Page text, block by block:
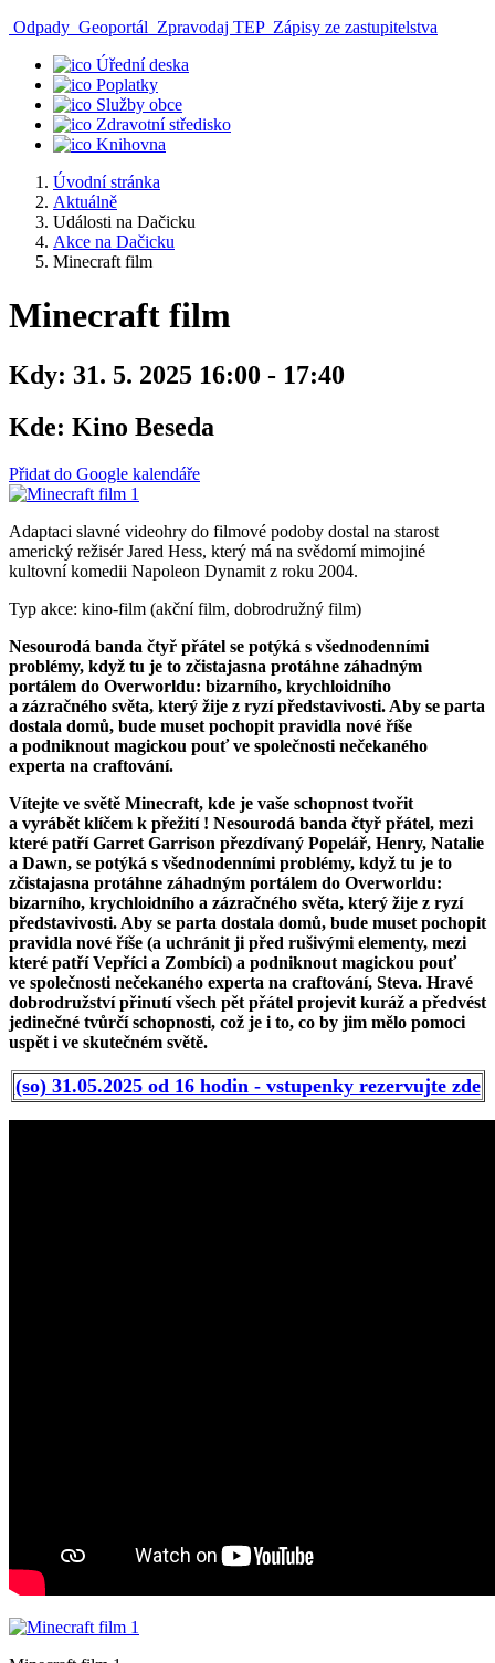
Odpady Geoportál Zpravodaj TEP Zápisy ze zastupitelstva
Úřední deska
Poplatky
Služby obce
Zdravotní středisko
Knihovna
Úvodní stránka
Aktuálně
Události na Dačicku
Akce na Dačicku
Minecraft film
Minecraft film
Kdy: 31. 5. 2025 16:00 - 17:40
Kde: Kino Beseda
Přidat do Google kalendáře
Adaptaci slavné videohry do filmové podoby dostal na starost
americký režisér Jared Hess, který má na svědomí mimojiné
kultovní komedii Napoleon Dynamit z roku 2004.
Typ akce: kino-film (akční film, dobrodružný film)
Nesourodá banda čtyř přátel se potýká s všednodenními
problémy, když tu je to zčistajasna protáhne záhadným
portálem do Overworldu: bizarního, krychloidního
a zázračného světa, který žije z ryzí představivosti. Aby se parta
dostala domů, bude muset pochopit pravidla nové říše
a podniknout magickou pouť ve společnosti nečekaného
experta na craftování.
Vítejte ve světě Minecraft, kde je vaše schopnost tvořit
a vyrábět klíčem k přežití ! Nesourodá banda čtyř přátel, mezi
které patří Garret Garrison přezdívaný Popelář, Henry, Natalie
a Dawn, se potýká s všednodenními problémy, když tu je to
zčistajasna protáhne záhadným portálem do Overworldu:
bizarního, krychloidního a zázračného světa, který žije z ryzí
představivosti. Aby se parta dostala domů, bude muset pochopit
pravidla nové říše (a uchránit ji před rušivými elementy, mezi
které patří Vepříci a Zombíci) a podniknout magickou pouť
ve společnosti nečekaného experta na craftování, Steva. Hravé
dobrodružství přinutí všech pět přátel projevit kuráž a předvést
jedinečné tvůrčí schopnosti, což je i to, co by jim mělo pomoci
uspět i ve skutečném světě.
(so) 31.05.2025 od 16 hodin - vstupenky rezervujte zde